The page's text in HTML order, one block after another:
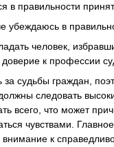
в правильности
в
человек,
к профессии
судьбы граждан,
следовать
всего, что может
чувствами.
к